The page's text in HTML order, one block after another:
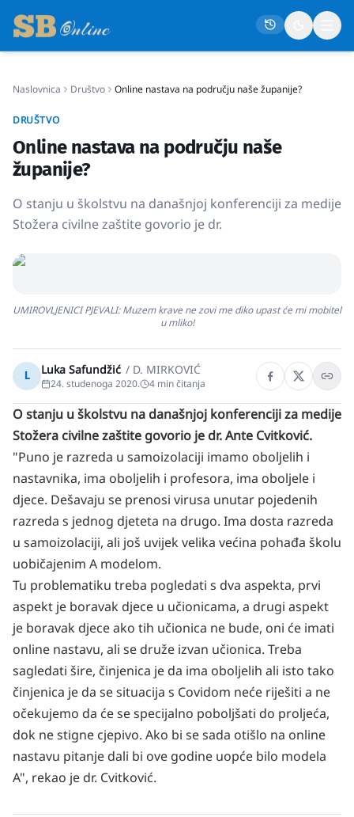
Politika
Život
Naslovnica Društvo Online nastava na području naše županije?
DRUŠTVO
Online nastava na području naše
županije?
O stanju u školstvu na današnjoj konferenciji za medije
Stožera civilne zaštite govorio je dr.
UMIROVLJENICI PJEVALI: Muzem krave ne zovi me diko upast će mi mobitel
u mliko!
L Luka Safundžić / D. MIRKOVIĆ
24. studenoga 2020. 4 min čitanja
O stanju u školstvu na današnjoj konferenciji za medije
Stožera civilne zaštite govorio je dr. Ante Cvitković.
"Puno je razreda u samoizolaciji imamo oboljelih i
nastavnika, ima oboljelih i profesora, ima oboljele i
djece. Dešavaju se prenosi virusa unutar pojedenih
razreda s jednog djeteta na drugo. Ima dosta razreda
u samoizolaciji, ali još uvijek velika većina pohađa školu
uobičajenim A modelom.
Tu problematiku treba pogledati s dva aspekta, prvi
aspekt je boravak djece u učionicama, a drugi aspekt
je boravak djece ako tih učionica ne bude, oni će imati
online nastavu, ali se druže izvan učionica. Treba
sagledati šire, činjenica je da ima oboljelih ali isto tako
činjenica je da se situacija s Covidom neće riješiti a ne
očekujemo da će se specijalno poboljšati do proljeća,
dok ne stigne cjepivo. Ako bi se sada otišlo na online
nastavu pitanje dali bi ove godine uopće bilo modela
A", rekao je dr. Cvitković.